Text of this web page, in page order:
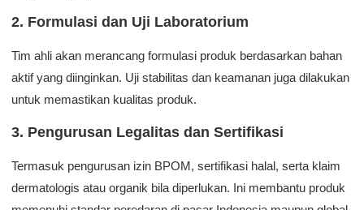
2. Formulasi dan Uji Laboratorium
Tim ahli akan merancang formulasi produk berdasarkan bahan
aktif yang diinginkan. Uji stabilitas dan keamanan juga dilakukan
untuk memastikan kualitas produk.
3. Pengurusan Legalitas dan Sertifikasi
Termasuk pengurusan izin BPOM, sertifikasi halal, serta klaim
dermatologis atau organik bila diperlukan. Ini membantu produk